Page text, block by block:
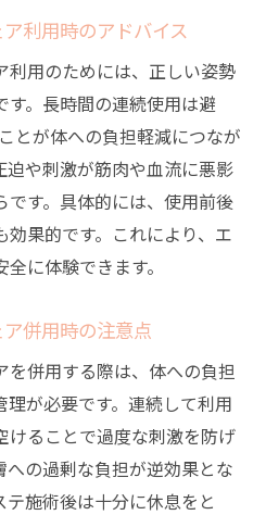
利用時のアドバイス
利用のためには、正しい姿勢
す。長時間の連続使用は避
とが体への負担軽減につなが
迫や刺激が筋肉や血流に悪影
す。具体的には、使用前後
果的です。これにより、エ
に体験できます。
併用時の注意点
併用する際は、体への負担
が必要です。連続して利用
けることで過度な刺激を防げ
への過剰な負担が逆効果とな
施術後は十分に休息をと